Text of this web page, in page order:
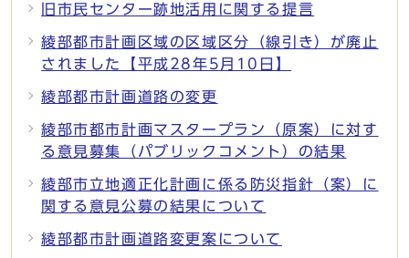
旧市民センター跡地活用に関する提言
綾部都市計画区域の区域区分（線引き）が廃止
されました【平成28年5月10日】
綾部都市計画道路の変更
綾部市都市計画マスタープラン（原案）に対す
る意見募集（パブリックコメント）の結果
綾部市立地適正化計画に係る防災指針（案）に
関する意見公募の結果について
綾部都市計画道路変更案について